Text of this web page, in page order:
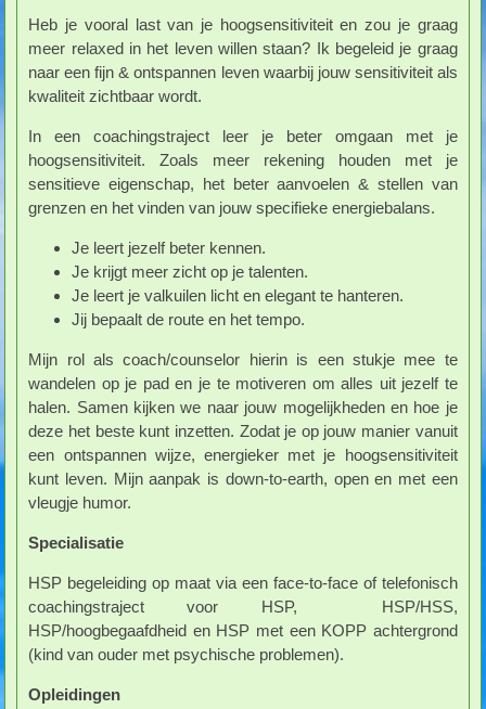
Heb je vooral last van je hoogsensitiviteit en zou je graag
meer relaxed in het leven willen staan? Ik begeleid je graag
naar een fijn & ontspannen leven waarbij jouw sensitiviteit als
kwaliteit zichtbaar wordt.
In een coachingstraject leer je beter omgaan met je
hoogsensitiviteit. Zoals meer rekening houden met je
sensitieve eigenschap, het beter aanvoelen & stellen van
grenzen en het vinden van jouw specifieke energiebalans.
Je leert jezelf beter kennen.
Je krijgt meer zicht op je talenten.
Je leert je valkuilen licht en elegant te hanteren.
Jij bepaalt de route en het tempo.
Mijn rol als coach/counselor hierin is een stukje mee te
wandelen op je pad en je te motiveren om alles uit jezelf te
halen. Samen kijken we naar jouw mogelijkheden en hoe je
deze het beste kunt inzetten. Zodat je op jouw manier vanuit
een ontspannen wijze, energieker met je hoogsensitiviteit
kunt leven. Mijn aanpak is down-to-earth, open en met een
vleugje humor.
Specialisatie
HSP begeleiding op maat via een face-to-face of telefonisch
coachingstraject voor HSP, HSP/HSS,
HSP/hoogbegaafdheid en HSP met een KOPP achtergrond
(kind van ouder met psychische problemen).
Opleidingen